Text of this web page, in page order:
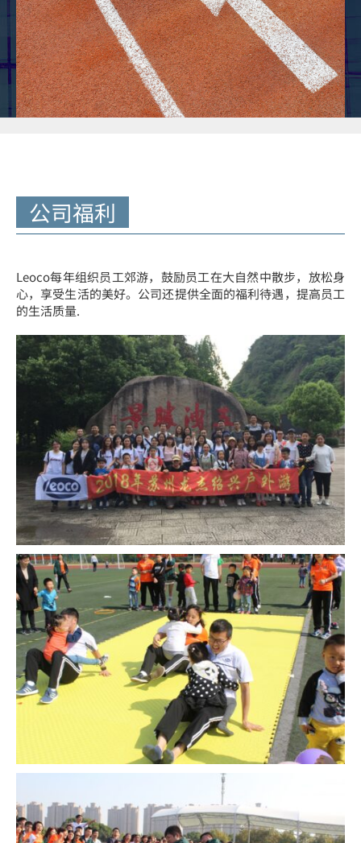
公司福利
Leoco每年组织员工郊游，鼓励员工在大自然中散步，放松身
心，享受生活的美好。公司还提供全面的福利待遇，提高员工
的生活质量.